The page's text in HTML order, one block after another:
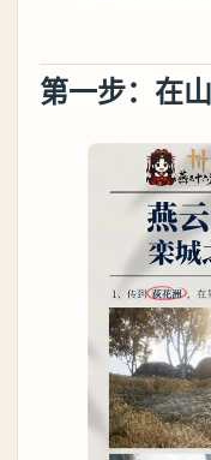
第一步：在